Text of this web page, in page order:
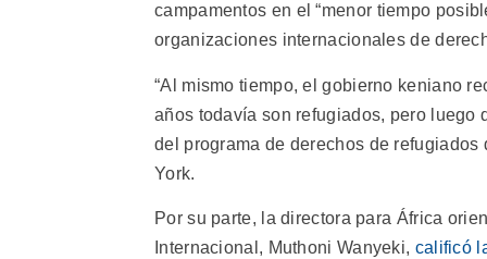
campamentos en el “menor tiempo
organizaciones internacionales de
“Al mismo tiempo, el gobierno keniano
años todavía son refugiados, pero luego
del programa de derechos de
York.
Por su parte, la directora para África
Internacional, Muthoni Wanyeki, calificó